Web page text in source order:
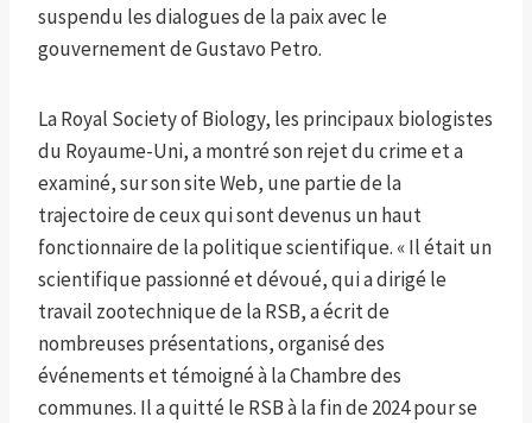
suspendu les dialogues de la paix avec le
gouvernement de Gustavo Petro.
La Royal Society of Biology, les principaux biologistes
du Royaume-Uni, a montré son rejet du crime et a
examiné, sur son site Web, une partie de la
trajectoire de ceux qui sont devenus un haut
fonctionnaire de la politique scientifique. « Il était un
scientifique passionné et dévoué, qui a dirigé le
travail zootechnique de la RSB, a écrit de
nombreuses présentations, organisé des
événements et témoigné à la Chambre des
communes. Il a quitté le RSB à la fin de 2024 pour se